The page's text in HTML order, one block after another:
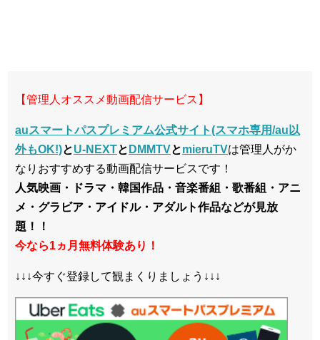
【管理人オススメ動画配信サービス】
auスマートパスプレミアム公式サイト(スマホ専用/au以
外もOK!)とU-NEXTと DMMTVとmieruTVは管理人がか
なりおすすめする動画配信サービスです！
人気映画・ドラマ・韓国作品・音楽番組・歌番組・アニ
メ・グラビア・アイドル・アダルト作品などが見放
題！！
今なら1ヵ月無料体験あり！
↓↓↓今すぐ登録して観まくりましょう↓↓↓